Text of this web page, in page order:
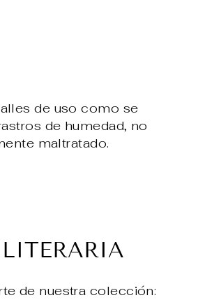
de uso como se
de humedad, no
maltratado.
de nuestra colección: